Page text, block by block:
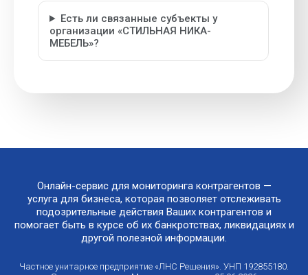
Есть ли связанные субъекты у
организации «СТИЛЬНАЯ НИКА-
МЕБЕЛЬ»?
Онлайн-сервис для мониторинга контрагентов —
услуга для бизнеса, которая позволяет отслеживать
подозрительные действия Ваших контрагентов и
помогает быть в курсе об их банкротствах, ликвидациях и
другой полезной информации.
Частное унитарное предприятие «ЛНС Решения». УНП 192855180.